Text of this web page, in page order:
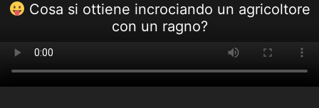
Cosa si ottiene incrociando un agricoltore
con un ragno?